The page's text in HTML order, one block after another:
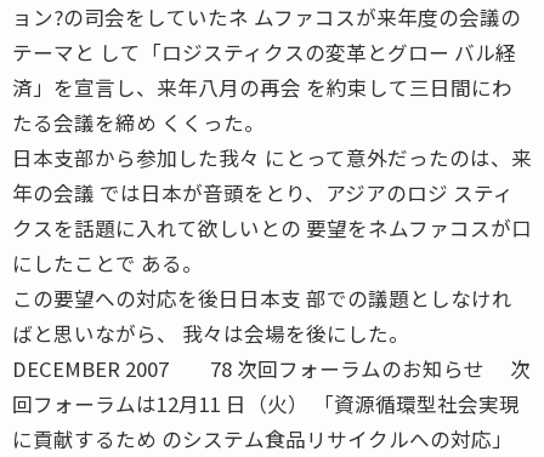
ョン?の司会をしていたネ ムファコスが来年度の会議の
テーマと して「ロジスティクスの変革とグロー バル経
済」を宣言し、来年八月の再会 を約束して三日間にわ
たる会議を締め くくった。
日本支部から参加した我々 にとって意外だったのは、来
年の会議 では日本が音頭をとり、アジアのロジ スティ
クスを話題に入れて欲しいとの 要望をネムファコスが口
にしたことで ある。
この要望への対応を後日日本支 部での議題としなけれ
ばと思いながら、 我々は会場を後にした。
DECEMBER 2007 78 次回フォーラムのお知らせ 次
回フォーラムは12月11 日（火） 「資源循環型社会実現
に貢献するため のシステム食品リサイクルへの対応」